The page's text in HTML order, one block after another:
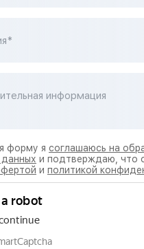
информация
форму я соглашаюсь на
и подтверждаю, что
и политикой